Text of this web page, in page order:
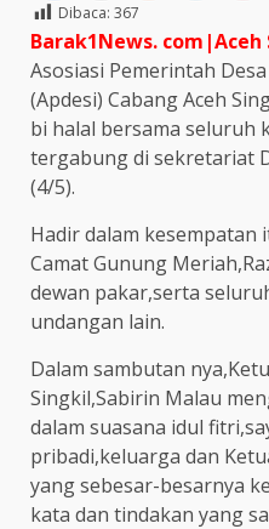
Dibaca: 367
Barak1News. com|Aceh
Asosiasi Pemerintah
(Apdesi) Cabang Aceh
bi halal bersama seluruh
tergabung di sekretariat
(4/5).
Hadir dalam kesempatan
Camat Gunung
dewan pakar,serta
undangan lain.
Dalam sambutan
Singkil,Sabirin Malau
dalam suasana idul
pribadi,keluarga dan
yang sebesar-besarnya
kata dan tindakan yang